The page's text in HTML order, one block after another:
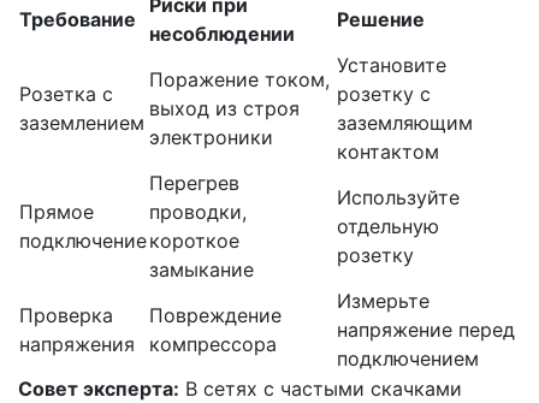
Требование
Риски при
несоблюдении
Решение
Розетка с
заземлением
Поражение током,
выход из строя
электроники
Установите
розетку с
заземляющим
контактом
Прямое
подключение
Перегрев
проводки,
короткое
замыкание
Используйте
отдельную
розетку
Проверка
напряжения
Повреждение
компрессора
Измерьте
напряжение перед
подключением
Совет эксперта: В сетях с частыми скачками